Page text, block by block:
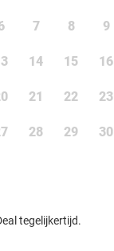
7 8 9
14 15 16
21 22 23
28 29 30
tegelijkertijd.